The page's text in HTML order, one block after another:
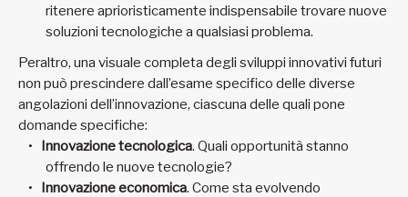
ritenere aprioristicamente indispensabile trovare nuove
soluzioni tecnologiche a qualsiasi problema.
Peraltro, una visuale completa degli sviluppi innovativi futuri
non può prescindere dall’esame specifico delle diverse
angolazioni dell’innovazione, ciascuna delle quali pone
domande specifiche:
Innovazione tecnologica. Quali opportunità stanno
offrendo le nuove tecnologie?
Innovazione economica. Come sta evolvendo